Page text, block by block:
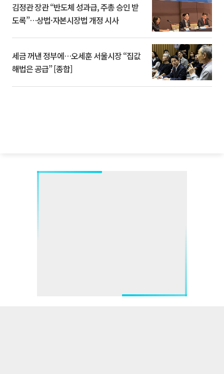
김정관 장관 “반도체 성과급, 주총 승인 받
도록”…상법·자본시장법 개정 시사
세금 꺼낸 정부에…오세훈 서울시장 “집값
해법은 공급” [종합]